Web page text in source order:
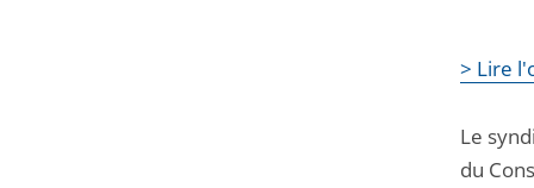
> Lire
Le
du